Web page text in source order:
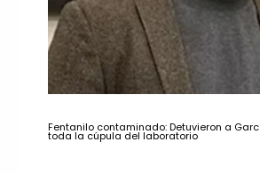
Fentanilo contaminado: Detuvieron a
toda la cúpula del laboratorio